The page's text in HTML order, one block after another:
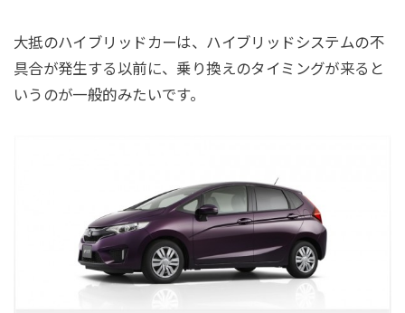
大抵のハイブリッドカーは、ハイブリッドシステムの不
具合が発生する以前に、乗り換えのタイミングが来ると
いうのが一般的みたいです。